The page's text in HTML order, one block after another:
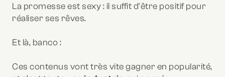
La promesse est sexy : il suffit d'être positif pour
réaliser ses rêves.
Et là, banco :
Ces contenus vont très vite gagner en popularité,